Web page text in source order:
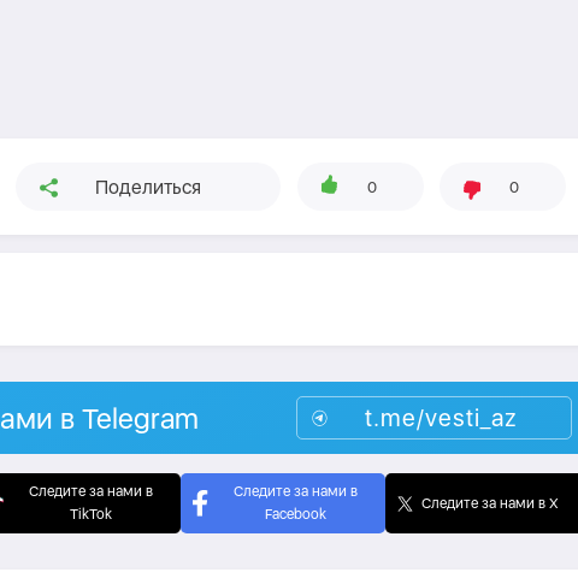
Поделиться 0 0
в Telegram t.me/vesti_az
Следите за нами в
TikTok
Следите за нами в
Facebook
Следите за нами в X